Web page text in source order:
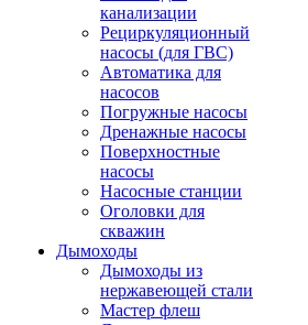
канализации
Рециркуляционный
насосы (для ГВС)
Автоматика для
насосов
Погружные насосы
Дренажные насосы
Поверхностные
насосы
Насосные станции
Оголовки для
скважин
Дымоходы
Дымоходы из
нержавеющей стали
Мастер флеш